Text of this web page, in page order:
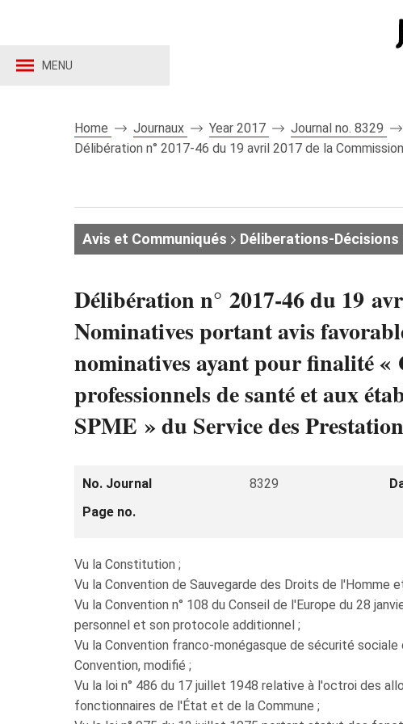
MENU
Home Journaux Year 2017
Journal no. 8329
Délibération n° 2017-46 du 19 avril 2017 de la
Avis et Communiqués Déliberations-Décisions
Délibération n° 2017-46 du 19
Nominatives portant avis
nominatives ayant pour finalité «
professionnels de santé et aux
SPME » du Service des
No. Journal 8329
Page no.
Vu la Constitution ;
Vu la Convention de Sauvegarde des Droits de l'Homme
Vu la Convention n° 108 du Conseil de l'Europe du 28
personnel et son protocole additionnel ;
Vu la Convention franco-monégasque de sécurité
Convention, modifié ;
Vu la loi n° 486 du 17 juillet 1948 relative à l'octroi des
fonctionnaires de l'État et de la Commune ;